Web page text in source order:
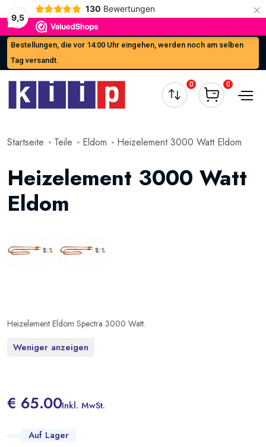
9,5
130 Bewertungen ×
Bestellungen, die vor 14:00 Uhr eingehen, werden noch am selben
Tag versandt.
0 0
Startseite Teile Eldom Heizelement 3000 Watt Eldom
Heizelement 3000 Watt
Eldom
Heizelement Eldom Spectra 3000 Watt.
Weniger anzeigen
€ 65.00Inkl. MwSt.
Auf Lager